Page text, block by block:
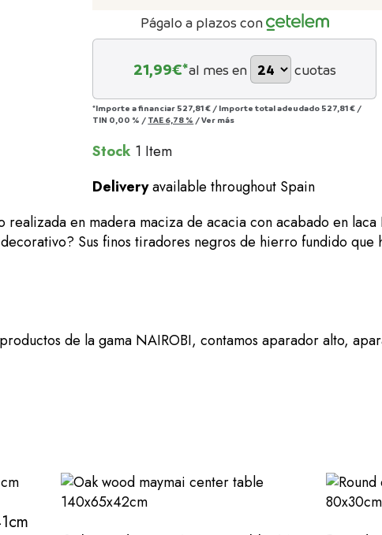
Págalo a plazos con
21,99€*al mes en cuotas
*Importe a financiar 527,81 € / Importe total adeudado 527,81 € /
TIN 0,00 % / TAE 6,78 % /Ver más
Stock 1 Item
Deliveryavailable throughout Spain
en madera maciza de acacia con acabado en laca
Sus finos tiradores negros de hierro fundido que
de la gama NAIROBI, contamos aparador alto,